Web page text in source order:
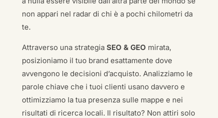
non appari nel radar di chi è a pochi chilometri da
te.
Attraverso una strategia SEO & GEO mirata,
posizioniamo il tuo brand esattamente dove
avvengono le decisioni d’acquisto. Analizziamo le
parole chiave che i tuoi clienti usano davvero e
ottimizziamo la tua presenza sulle mappe e nei
risultati di ricerca locali. Il risultato? Non attiri solo